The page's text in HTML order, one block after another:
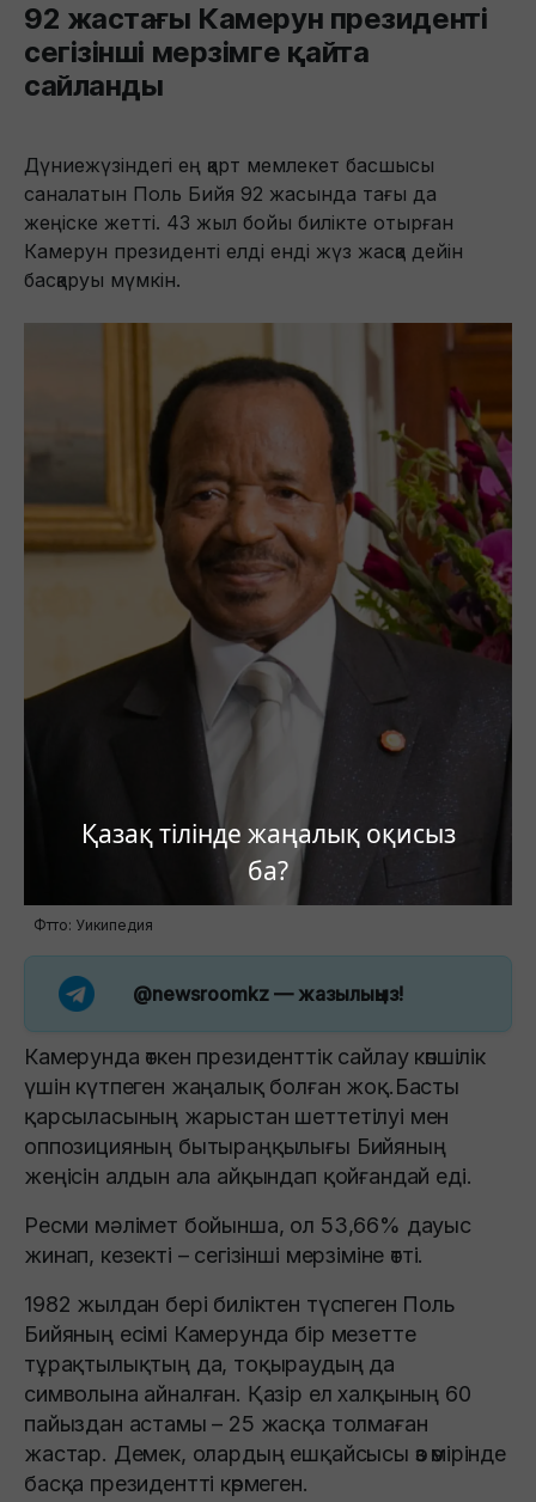
Қазақ тілінде жаңалық оқисыз
ба?
92 жастағы Камерун президенті
сегізінші мерзімге қайта
сайланды
Дүниежүзіндегі ең қарт мемлекет басшысы
саналатын Поль Бийя 92 жасында тағы да
жеңіске жетті. 43 жыл бойы билікте отырған
Камерун президенті елді енді жүз жасқа дейін
басқаруы мүмкін.
Фтто: Уикипедия
@newsroomkz — жазылыңыз!
Камерунда өткен президенттік сайлау көпшілік
үшін күтпеген жаңалық болған жоқ.Басты
қарсыласының жарыстан шеттетілуі мен
оппозицияның бытыраңқылығы Бийяның
жеңісін алдын ала айқындап қойғандай еді.
Ресми мәлімет бойынша, ол 53,66% дауыс
жинап, кезекті – сегізінші мерзіміне өтті.
1982 жылдан бері биліктен түспеген Поль
Бийяның есімі Камерунда бір мезетте
тұрақтылықтың да, тоқыраудың да
символына айналған. Қазір ел халқының 60
пайыздан астамы – 25 жасқа толмаған
жастар. Демек, олардың ешқайсысы өз өмірінде
басқа президентті көрмеген.